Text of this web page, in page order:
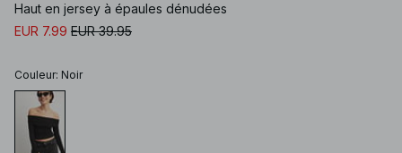
Haut en jersey à épaules dénudées
EUR 7.99 EUR 39.95
Couleur: Noir